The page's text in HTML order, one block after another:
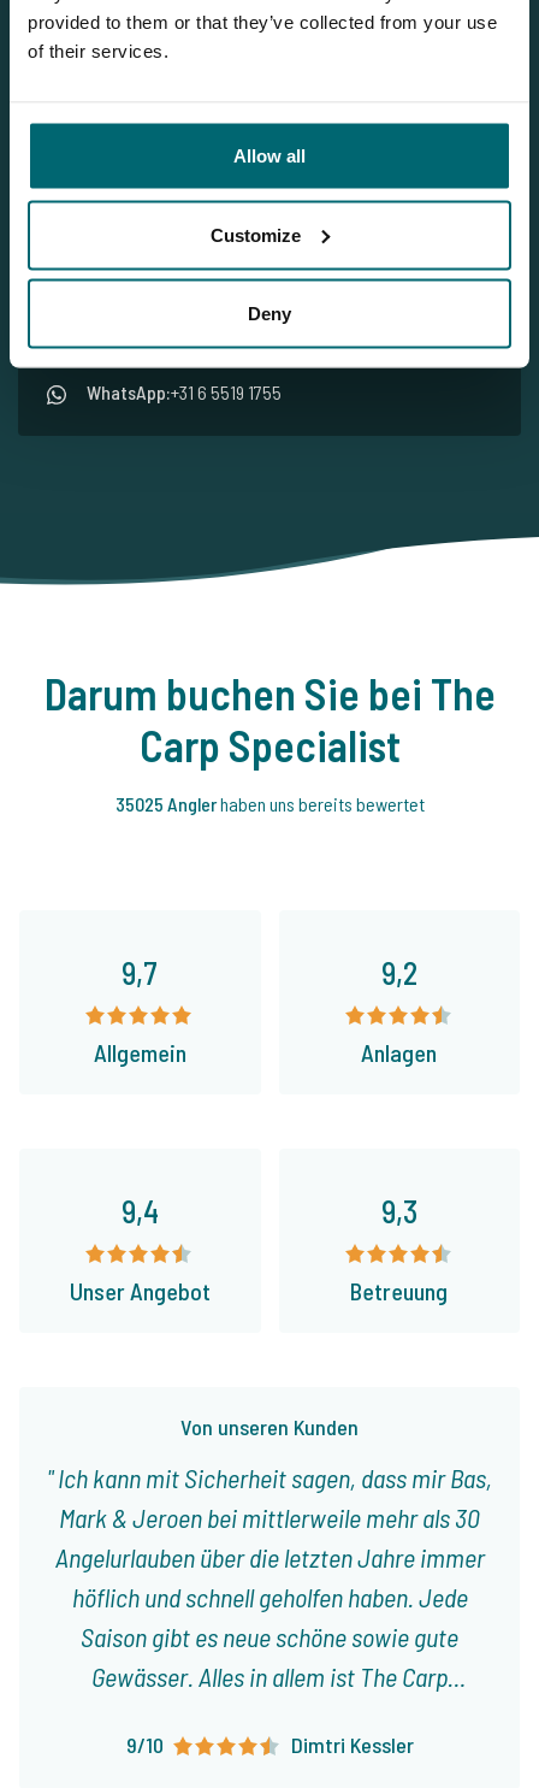
provided to them or that they’ve collected from your use
of their services.
Allow all
Customize
Deny
Sie möchten weitere Informationen?
info@thecarpspecialist.de
WhatsApp:+31 6 5519 1755
Darum buchen Sie bei The
Carp Specialist
35025 Anglerhaben uns bereits bewertet
9,7
Allgemein
9,2
Anlagen
Von unseren Kunden
Ich kann mit Sicherheit sagen, dass mir Bas,
Mark & Jeroen bei mittlerweile mehr als 30
Angelurlauben über die letzten Jahre immer
höflich und schnell geholfen haben. Jede
Saison gibt es neue schöne sowie gute
Gewässer. Alles in allem ist The Carp
vertrauenswürdige Firma, bei der ich immer
9/10 Dimtri Kessler
9,4
Unser Angebot
9,3
Betreuung